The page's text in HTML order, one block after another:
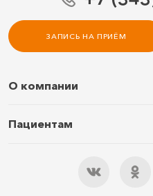
ЗАПИСЬ НА ПРИЁМ
О компании
Услуги и цены
Пациентам
Подарочный сертификат